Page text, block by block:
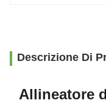
Descrizione Di
Allineatore